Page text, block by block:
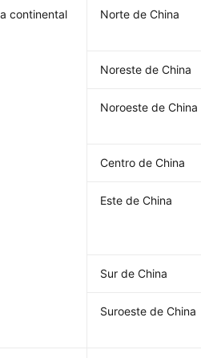
continental Norte de China
Noreste de China
Noroeste de China
Centro de China
Este de China
Sur de China
Suroeste de China